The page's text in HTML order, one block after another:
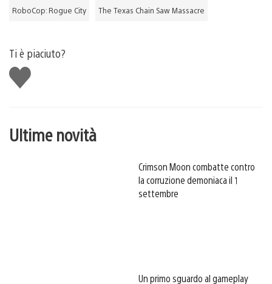
RoboCop: Rogue City The Texas Chain Saw Massacre
Ti è piaciuto?
Mi
piace
Ultime novità
Crimson Moon combatte contro
la corruzione demoniaca il 1
settembre
Un primo sguardo al gameplay